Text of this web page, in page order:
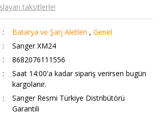
taksitlerle!
Batarya ve Şarj Aletleri ,Genel
Sanger XM24
8682076111556
Saat 14:00'a kadar sipariş verirsen bugün
kargolanır.
Sanger Resmi Türkiye Distribütörü
Garantili